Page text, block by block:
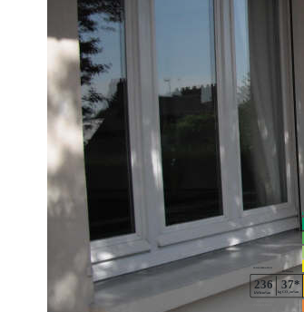
RECHERCHE MAISON SUR S/SOL
EN RDC, SALON D'ETAGE, SALLE DE
COURS
**Honoraires à la charge du vendeur
Diagnostics